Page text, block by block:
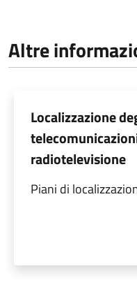
Altre
Localizzazione
radiotelevisione
Piani di